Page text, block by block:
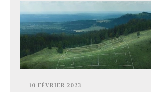
10 FÉVRIER 2023